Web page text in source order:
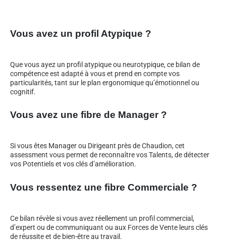
Vous avez un profil Atypique ?
Que vous ayez un profil atypique ou neurotypique, ce bilan de
compétence est adapté à vous et prend en compte vos
particularités, tant sur le plan ergonomique qu’émotionnel ou
cognitif.
Vous avez une fibre de Manager ?
Si vous êtes Manager ou Dirigeant près de Chaudion, cet
assessment vous permet de reconnaître vos Talents, de détecter
vos Potentiels et vos clés d’amélioration.
Vous ressentez une fibre Commerciale ?
Ce bilan révèle si vous avez réellement un profil commercial,
d’expert ou de communiquant ou aux Forces de Vente leurs clés
de réussite et de bien-être au travail.